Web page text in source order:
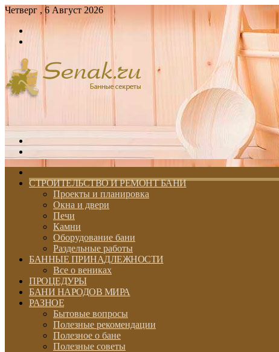
Четверг , 6 Август 2026
Войти
skin
СТРОИТЕЛЬСТВО И РЕМОНТ БАНИ
Проекты и планировка
Окна и двери
Печи
Камни
Оборудование бани
Раздельные работы
БАННЫЕ ПРИНАДЛЕЖНОСТИ
Все о вениках
ПРОЦЕДУРЫ
БАНИ НАРОДОВ МИРА
РАЗНОЕ
Бытовые вопросы
Полезные рекомендации
Полезное о бане
Полезные советы